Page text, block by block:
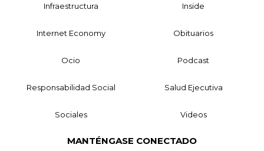
Infraestructura Inside
Internet Economy Obituarios
Ocio Podcast
Responsabilidad Social Salud Ejecutiva
Sociales Videos
MANTÉNGASE CONECTADO